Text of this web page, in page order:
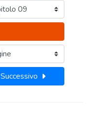
Successivo